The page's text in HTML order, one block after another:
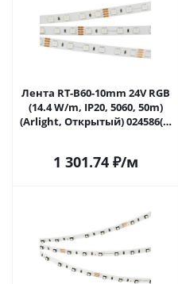
Лента RT-B60-10mm 24V RGB
(14.4 W/m, IP20, 5060, 50m)
(Arlight, Открытый) 024586(2)
1 301.74₽/м